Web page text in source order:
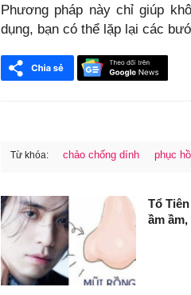
Phương pháp này chỉ giúp
dụng, bạn có thể lặp lại các
Từ khóa: chảo chống dính phục
Tổ
ầm